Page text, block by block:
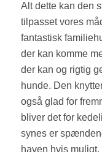
Alt dette kan den
tilpasset vores
fantastisk
der kan komme
der kan og rigtig
hunde. Den
også glad for
bliver det for
synes er
haven hvis